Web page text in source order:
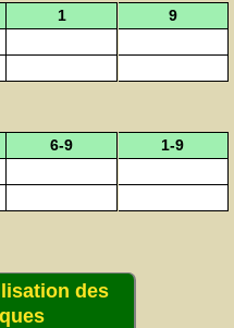
1
9
6-9
1-9
des